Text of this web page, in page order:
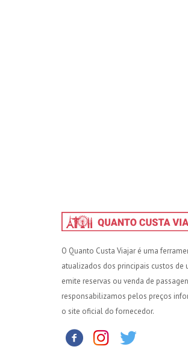
O Quanto Custa Viajar é uma
atualizados dos principais custos de
emite reservas ou venda de
responsabilizamos pelos preços
o site oficial do fornecedor.